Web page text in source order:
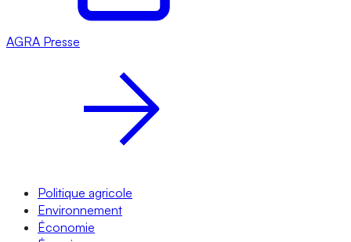
AGRA Presse
Politique agricole
Environnement
Économie